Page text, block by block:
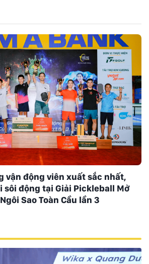
vận động viên xuất sắc nhất,
sôi động tại Giải Pickleball Mở
Sao Toàn Cầu lần 3